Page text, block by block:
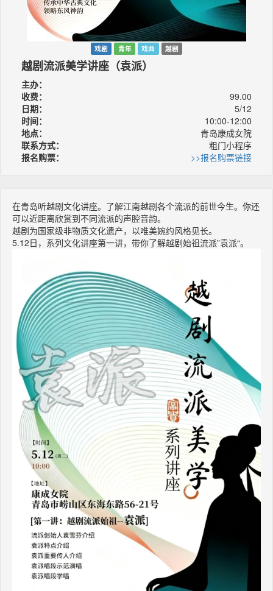
戏剧 青年 戏曲 越剧
越剧流派美学讲座（袁派）
主办：
收费：
99.00
日期：
5/12
时间：
10:00-12:00
地点：
青岛康成女院
联系方式：
粗门小程序
报名购票：
>>报名购票链接
在青岛听越剧文化讲座。了解江南越剧各个流派的前世今生。你还
可以近距离欣赏到不同流派的声腔音韵。
越剧为国家级非物质文化遗产，以唯美婉约风格见长。
5.12日，系列文化讲座第一讲，带你了解越剧始祖流派”袁派“。